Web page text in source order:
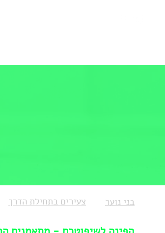
צעירים בתחילת הדרך בני נוער